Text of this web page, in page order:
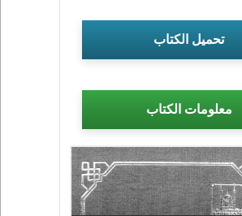
تحميل الكتاب
معلومات الكتاب